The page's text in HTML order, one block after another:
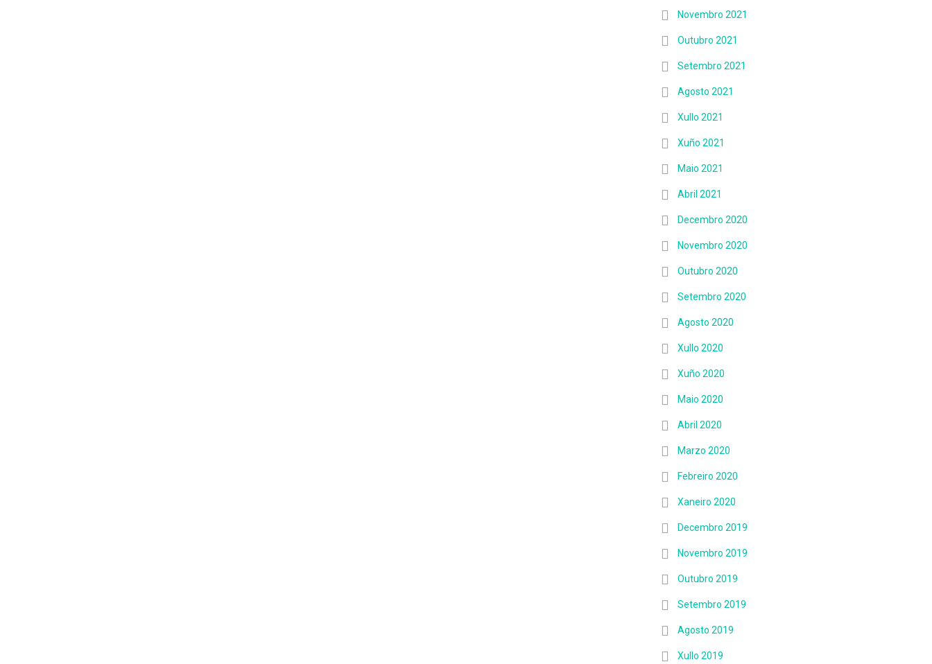
Novembro 2021
Outubro 2021
Setembro 2021
Agosto 2021
Xullo 2021
Xuño 2021
Maio 2021
Abril 2021
Decembro 2020
Novembro 2020
Outubro 2020
Setembro 2020
Agosto 2020
Xullo 2020
Xuño 2020
Maio 2020
Abril 2020
Marzo 2020
Febreiro 2020
Xaneiro 2020
Decembro 2019
Novembro 2019
Outubro 2019
Setembro 2019
Agosto 2019
Xullo 2019